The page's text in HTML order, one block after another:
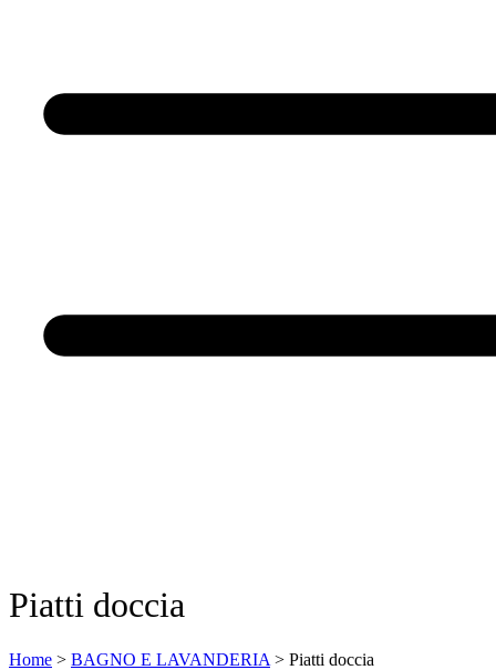
Piatti doccia
Home > BAGNO E LAVANDERIA > Piatti doccia